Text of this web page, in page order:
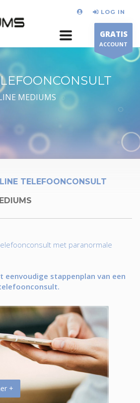
LOG IN
GRATIS
ACCOUNT
MEDIUMS
TELEFOONCONSULT
met paranormale
eenvoudige stappenplan van een
+